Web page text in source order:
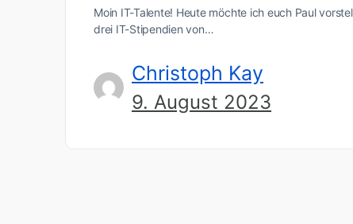
Moin IT-Talente! Heute möchte ich euch Paul
drei IT-Stipendien von…
Christoph Kay
9. August 2023